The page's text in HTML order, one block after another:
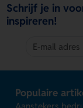
Schrijf je in
inspireren!
Populaire